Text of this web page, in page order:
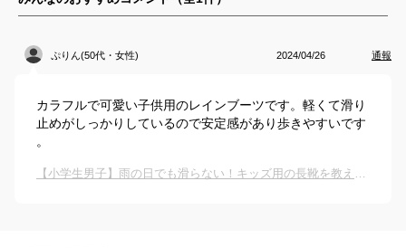
ぷりん(50代・女性) 2024/04/26 通報
カラフルで可愛い子供用のレインブーツです。軽くて滑り
止めがしっかりしているので安定感があり歩きやすいです
。
【小学生男子】雨の日でも滑らない！キッズ用の長靴を教えて下さい。